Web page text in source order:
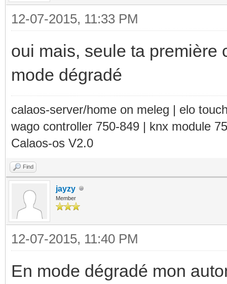
12-07-2015, 11:33 PM
oui mais, seule ta première
mode dégradé
calaos-server/home on meleg | elo
wago controller 750-849 | knx module
Calaos-os V2.0
Find
jayzy
Member
12-07-2015, 11:40 PM
En mode dégradé mon